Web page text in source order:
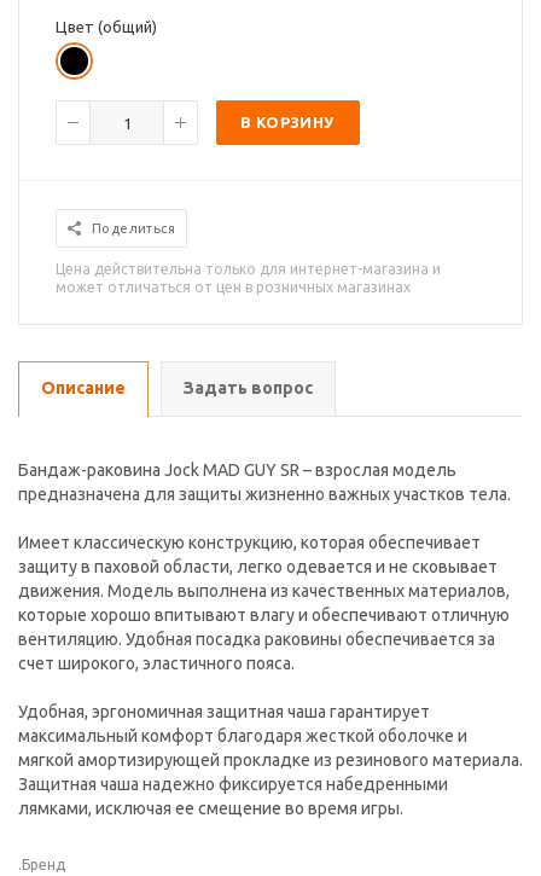
Цвет (общий)
В КОРЗИНУ
Поделиться
Цена действительна только для интернет-магазина и
может отличаться от цен в розничных магазинах
Описание Задать вопрос
Бандаж-раковина Jock MAD GUY SR – взрослая модель
предназначена для защиты жизненно важных участков тела.
Имеет классическую конструкцию, которая обеспечивает
защиту в паховой области, легко одевается и не сковывает
движения. Модель выполнена из качественных материалов,
которые хорошо впитывают влагу и обеспечивают отличную
вентиляцию. Удобная посадка раковины обеспечивается за
счет широкого, эластичного пояса.
Удобная, эргономичная защитная чаша гарантирует
максимальный комфорт благодаря жесткой оболочке и
мягкой амортизирующей прокладке из резинового материала.
Защитная чаша надежно фиксируется набедренными
лямками, исключая ее смещение во время игры.
.Бренд